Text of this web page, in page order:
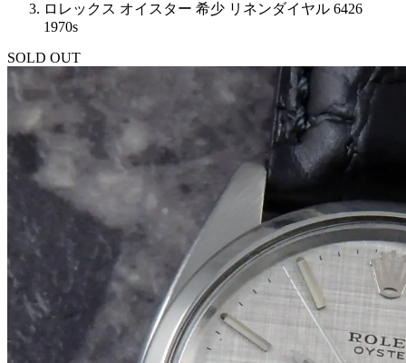
ロレックス オイスター 希少 リネンダイヤル 6426
1970s
SOLD OUT